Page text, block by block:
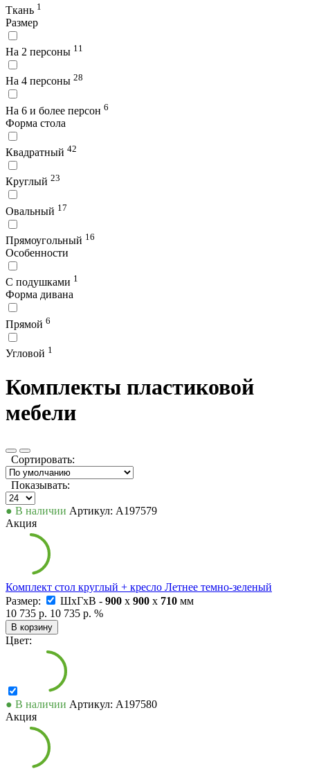
Ткань 1
Размер
На 2 персоны 11
На 4 персоны 28
На 6 и более персон 6
Форма стола
Квадратный 42
Круглый 23
Овальный 17
Прямоугольный 16
Особенности
С подушками 1
Форма дивана
Прямой 6
Угловой 1
Комплекты пластиковой
мебели
Сортировать:
Показывать:
● В наличии Артикул: А197579
Акция
Комплект стол круглый + кресло Летнее темно-зеленый
Размер:
ШxГxВ - 900 x 900 x 710 мм
10 735 р. 10 735 р. %
В корзину
Цвет:
● В наличии Артикул: А197580
Акция